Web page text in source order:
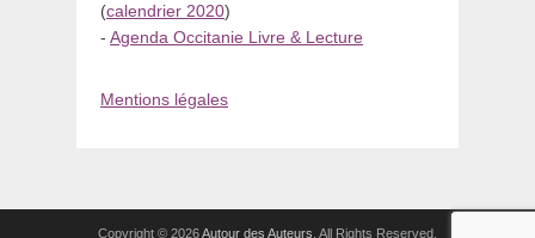
(calendrier 2020)
- Agenda Occitanie Livre & Lecture
Mentions légales
Copyright © 2026Autour des Auteurs . All Rights Reserved.